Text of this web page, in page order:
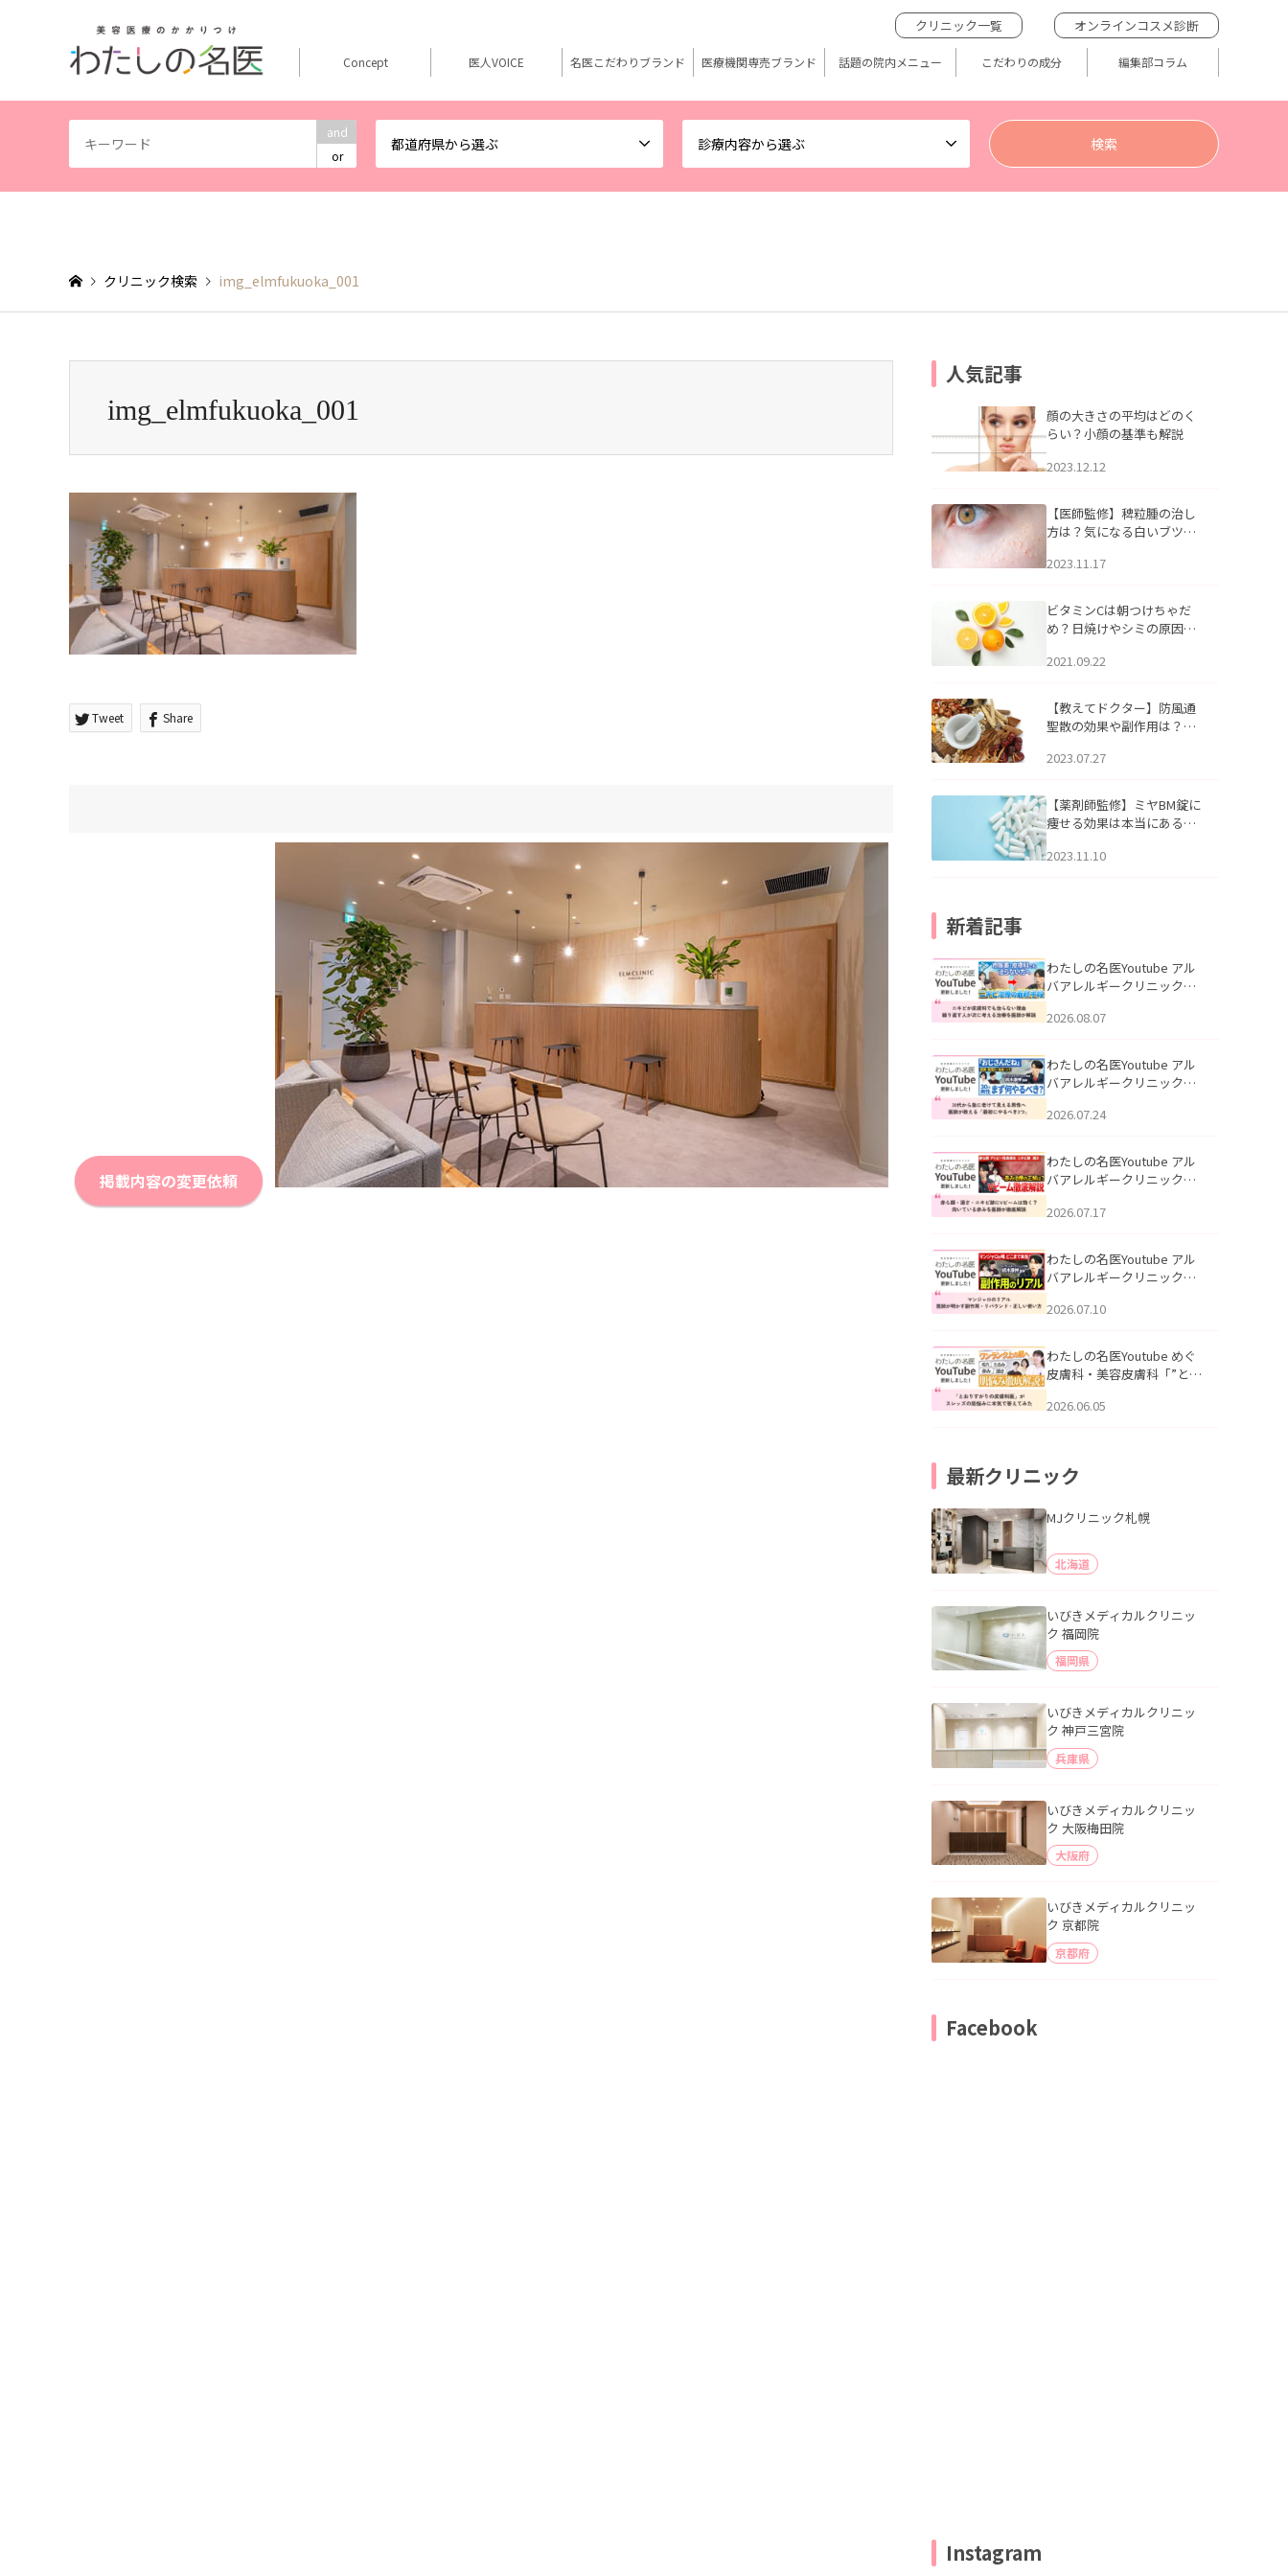
and
or
都道府県から選ぶ 診療内容から選ぶ
クリニック一覧 オンラインコスメ診断
Concept 医人VOICE 名医こだわりブランド 医療機関専売ブランド 話題の院内メニュー こだわりの成分 編集部コラム
クリニック検索 img_elmfukuoka_001
img_elmfukuoka_001
Tweet Share
掲載内容の変更依頼
人気記事
顔の大きさの平均はどのく
らい？小顔の基準も解説
2023.12.12
【医師監修】稗粒腫の治し
方は？気になる白いブツブ
アについて
2023.11.17
ビタミンCは朝つけちゃだ
め？日焼けやシミの原因に
2021.09.22
【教えてドクター】防風通
聖散の効果や副作用は？長
2023.07.27
【薬剤師監修】ミヤBM錠に
痩せる効果は本当にある
2023.11.10
新着記事
わたしの名医Youtube アル
バアレルギークリニック札
らない理由｜繰り返す人が
説」を公開いたしました。
2026.08.07
わたしの名医Youtube アル
バアレルギークリニック札
える男性へ｜医師が教える
公開いたしました。
2026.07.24
わたしの名医Youtube アル
バアレルギークリニック札
跡にVビームは効く？向いて
説」を公開いたしました。
2026.07.17
わたしの名医Youtube アル
バアレルギークリニック札
医師が明かす副作用・リバ
公開いたしました。
2026.07.10
わたしの名医Youtube めぐ
皮膚科・美容皮膚科「”とお
ッズの肌悩みに本気で答え
2026.06.05
最新クリニック
MJクリニック札幌
北海道
いびきメディカルクリニッ
ク 福岡院
福岡県
いびきメディカルクリニッ
ク 神戸三宮院
兵庫県
いびきメディカルクリニッ
ク 大阪梅田院
大阪府
いびきメディカルクリニッ
ク 京都院
京都府
Facebook
Instagram